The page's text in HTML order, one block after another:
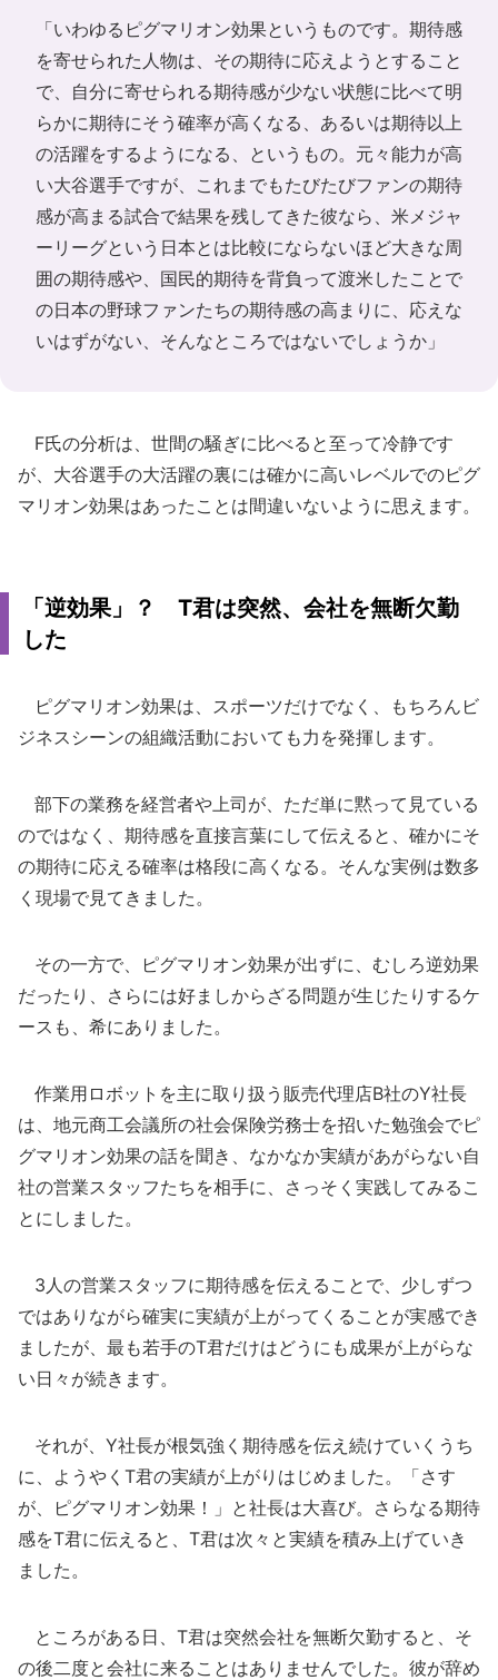
「いわゆるピグマリオン効果というものです。期待感
を寄せられた人物は、その期待に応えようとすること
で、自分に寄せられる期待感が少ない状態に比べて明
らかに期待にそう確率が高くなる、あるいは期待以上
の活躍をするようになる、というもの。元々能力が高
い大谷選手ですが、これまでもたびたびファンの期待
感が高まる試合で結果を残してきた彼なら、米メジャ
ーリーグという日本とは比較にならないほど大きな周
囲の期待感や、国民的期待を背負って渡米したことで
の日本の野球ファンたちの期待感の高まりに、応えな
いはずがない、そんなところではないでしょうか」
F氏の分析は、世間の騒ぎに比べると至って冷静です
が、大谷選手の大活躍の裏には確かに高いレベルでのピグ
マリオン効果はあったことは間違いないように思えます。
「逆効果」？ T君は突然、会社を無断欠勤
した
ピグマリオン効果は、スポーツだけでなく、もちろんビ
ジネスシーンの組織活動においても力を発揮します。
部下の業務を経営者や上司が、ただ単に黙って見ている
のではなく、期待感を直接言葉にして伝えると、確かにそ
の期待に応える確率は格段に高くなる。そんな実例は数多
く現場で見てきました。
その一方で、ピグマリオン効果が出ずに、むしろ逆効果
だったり、さらには好ましからざる問題が生じたりするケ
ースも、希にありました。
作業用ロボットを主に取り扱う販売代理店B社のY社長
は、地元商工会議所の社会保険労務士を招いた勉強会でピ
グマリオン効果の話を聞き、なかなか実績があがらない自
社の営業スタッフたちを相手に、さっそく実践してみるこ
とにしました。
3人の営業スタッフに期待感を伝えることで、少しずつ
ではありながら確実に実績が上がってくることが実感でき
ましたが、最も若手のT君だけはどうにも成果が上がらな
い日々が続きます。
それが、Y社長が根気強く期待感を伝え続けていくうち
に、ようやくT君の実績が上がりはじめました。「さす
が、ピグマリオン効果！」と社長は大喜び。さらなる期待
感をT君に伝えると、T君は次々と実績を積み上げていき
ました。
ところがある日、T君は突然会社を無断欠勤すると、そ
の後二度と会社に来ることはありませんでした。彼が辞め